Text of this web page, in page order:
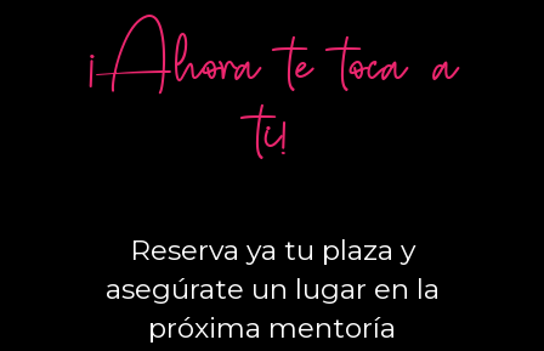
¡Ahora te toca a
ti!
Reserva ya tu plaza y
asegúrate un lugar en la
próxima mentoría